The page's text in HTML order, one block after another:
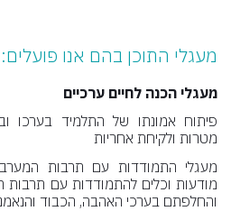
מעגלי התוכן בהם אנו פועלים:
מעגלי הכנה לחיים ערכיים
פיתוח אמונתו של התלמיד בערכו
מטרות ולקיחת אחריות
מעגלי התמודדות עם תרבות
מודעות וכלים להתמודדות עם תרבות
והחלפתם בערכי האהבה, הכבוד